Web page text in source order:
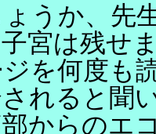
ょうか、先
子宮は残せ
を何度も
れると聞
からのエ